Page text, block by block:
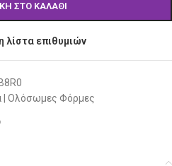
ΣΤΟ ΚΑΛΆΘΙ
λίστα επιθυμιών
| Ολόσωμες Φόρμες